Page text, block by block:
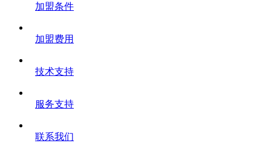
加盟条件
加盟费用
技术支持
服务支持
联系我们